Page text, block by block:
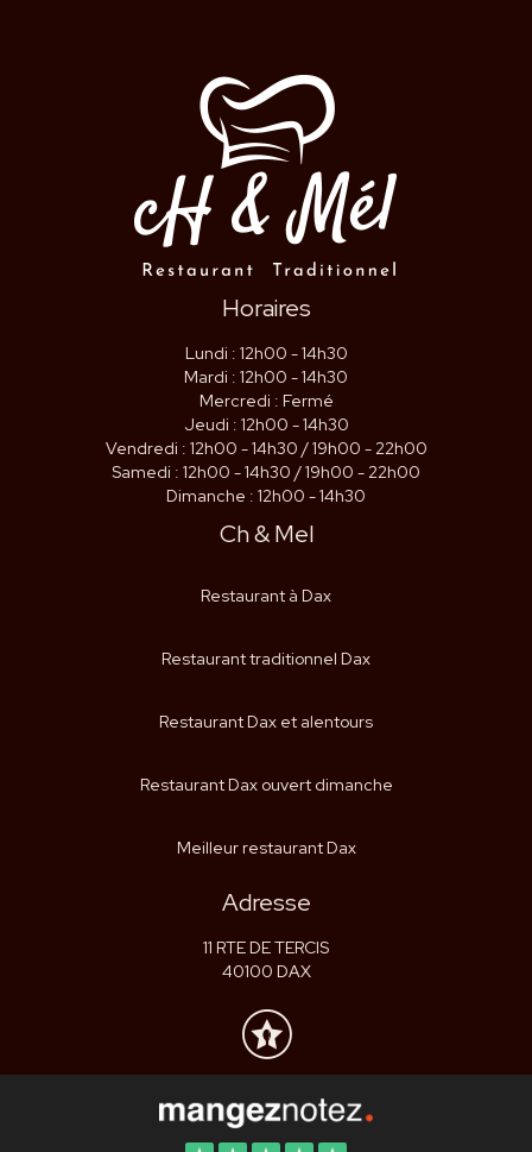
Horaires
Lundi : 12h00 - 14h30
Mardi : 12h00 - 14h30
Mercredi : Fermé
Jeudi : 12h00 - 14h30
Vendredi : 12h00 - 14h30 / 19h00 - 22h00
Samedi : 12h00 - 14h30 / 19h00 - 22h00
Dimanche : 12h00 - 14h30
Ch & Mel
Restaurant à Dax
Restaurant traditionnel Dax
Restaurant Dax et alentours
Restaurant Dax ouvert dimanche
Meilleur restaurant Dax
Adresse
11 RTE DE TERCIS
40100 DAX